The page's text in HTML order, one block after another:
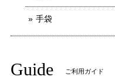
手袋
Guide ご利用ガイド